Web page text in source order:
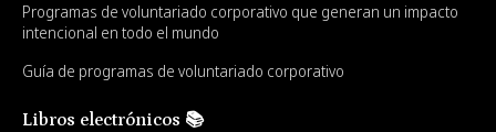
Programas de voluntariado corporativo que generan un impacto
intencional en todo el mundo
Guía de programas de voluntariado corporativo
Libros electrónicos 📚